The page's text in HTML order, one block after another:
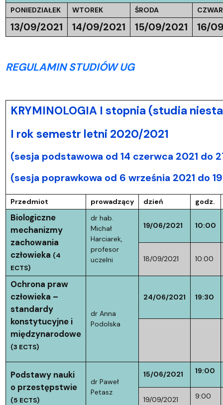
PONIEDZIAŁEK WTOREK ŚRODA
13/09/2021 14/09/2021 15/09/2021 16/
REGULAMIN STUDIÓW UG
KRYMINOLOGIA I stopnia (studia
I rok semestr letni 2020/2021
(sesja podstawowa od 14 czerwca 2021 do
(sesja poprawkowa od 6 września 2021 do
Przedmiot prowadzący dzień godz.
Biologiczne
mechanizmy
zachowania
człowieka (4
ECTS)
dr hab.
Michał
Harciarek,
profesor
uczelni
19/06/2021 10:00
18/09/2021 10:00
Ochrona praw
człowieka –
standardy
konstytucyjne i
międzynarodowe
(3 ECTS)
dr Anna
Podolska
24/06/2021 19:30
Podstawy nauki
o przestępstwie
(5 ECTS)
dr Paweł
Petasz
15/06/2021 19:00
19/09/2021 9:00